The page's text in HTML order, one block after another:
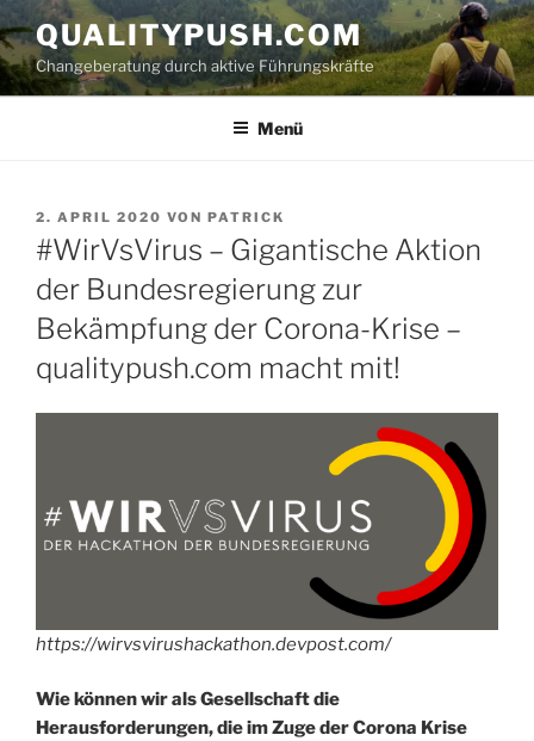
Zum
Inhalt
springen
QUALITYPUSH.COM
Changeberatung durch aktive Führungskräfte
Menü
VERÖFFENTLICHT
AM
2. APRIL 2020 VON PATRICK
#WirVsVirus – Gigantische Aktion
der Bundesregierung zur
Bekämpfung der Corona-Krise –
qualitypush.com macht mit!
https://wirvsvirushackathon.devpost.com/
Wie können wir als Gesellschaft die
Herausforderungen, die im Zuge der Corona Krise